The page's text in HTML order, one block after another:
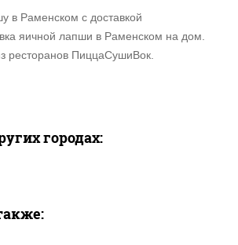
в Раменском с доставкой
яичной лапши в Раменском на дом.
ресторанов ПиццаСушиВок.
городах: